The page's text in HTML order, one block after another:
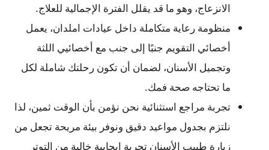
الانزعاج، وهو ما قد يقلل الفترة الإجمالية للعلاج.
منظومة رعاية متكاملة داخل عيادات املدان، يعمل
أخصائي التقويم جنبًا إلى جنب مع أخصائيي اللثة
وتجميل الأسنان، لضمان أن تكون رحلتك شاملة لكل
ما تحتاجه صحة فمك.
تجربة مراجع استثنائية نحن نؤمن بأن الوقت ثمين، لذا
نلتزم بجدول مواعيد دقيق ونوفر بيئة مريحة تجعل من
زيارة طبيب الأسنان تجربة إيجابية خالية من التوتر